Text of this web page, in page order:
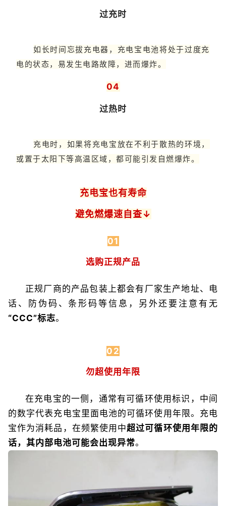
过充时
如长时间忘拔充电器，充电宝电池将处于过度充
电的状态，易发生电路故障，进而爆炸。
04
过热时
充电时，如果将充电宝放在不利于散热的环境，
或置于太阳下等高温区域，都可能引发自燃爆炸。
充电宝也有寿命
避免燃爆速自查↓
01
选购正规产品
正规厂商的产品包装上都会有厂家生产地址、电
话、防伪码、条形码等信息，另外还要注意有无
“CCC”标志。
02
勿超使用年限
在充电宝的一侧，通常有可循环使用标识，中间
的数字代表充电宝里面电池的可循环使用年限。充电
宝作为消耗品，在频繁使用中超过可循环使用年限的
话，其内部电池可能会出现异常。